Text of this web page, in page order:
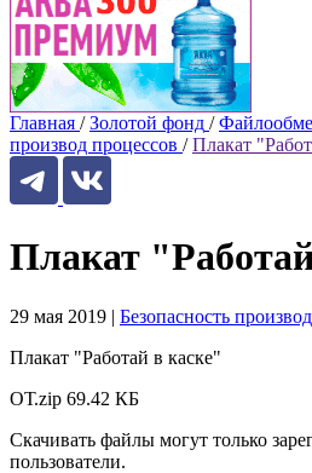
Главная / Золотой фонд /
производ процессов / Плакат
Плакат
29 мая 2019 | Безопасность
Плакат "Работай в каске"
ОТ.zip 69.42 КБ
Скачивать файлы могут только
пользователи.